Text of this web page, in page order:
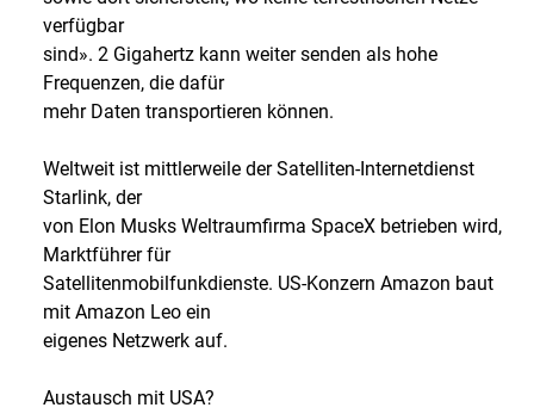
verfügbar
sind». 2 Gigahertz kann weiter senden als hohe
Frequenzen, die dafür
mehr Daten transportieren können.
Weltweit ist mittlerweile der Satelliten-Internetdienst
Starlink, der
von Elon Musks Weltraumfirma SpaceX betrieben wird,
Marktführer für
Satellitenmobilfunkdienste. US-Konzern Amazon baut
mit Amazon Leo ein
eigenes Netzwerk auf.
Austausch mit USA?